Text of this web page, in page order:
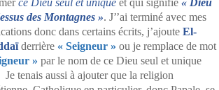
des Montagnes ». J’’ai terminé avec mes
donc dans certains écrits, j’ajoute El-
derrière « Seigneur » ou je remplace de mot
» par le nom de ce Dieu seul et unique
Je tenais aussi à ajouter que la religion